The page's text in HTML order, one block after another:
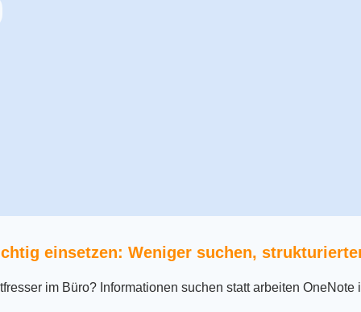
einsetzen: Weniger suchen,
im Büro? Informationen suchen statt arbeiten OneNote